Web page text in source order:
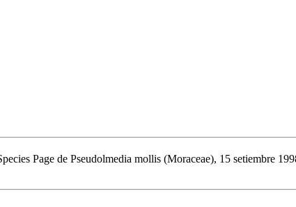
Page de Pseudolmedia mollis (Moraceae), 15 setiembre